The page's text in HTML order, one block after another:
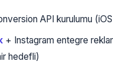
API kurulumu
+ Instagram entegre
hedefli)